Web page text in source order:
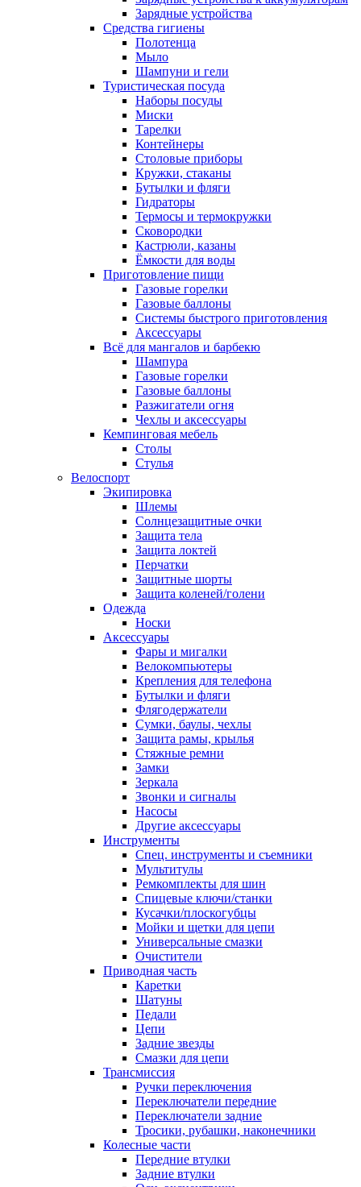
Зарядные устройства
Средства гигиены
Полотенца
Мыло
Шампуни и гели
Туристическая посуда
Наборы посуды
Миски
Тарелки
Контейнеры
Столовые приборы
Кружки, стаканы
Бутылки и фляги
Гидраторы
Термосы и термокружки
Сковородки
Кастрюли, казаны
Ёмкости для воды
Приготовление пищи
Газовые горелки
Газовые баллоны
Системы быстрого приготовления
Аксессуары
Всё для мангалов и барбекю
Шампура
Газовые горелки
Газовые баллоны
Разжигатели огня
Чехлы и аксессуары
Кемпинговая мебель
Столы
Стулья
Велоспорт
Экипировка
Шлемы
Солнцезащитные очки
Защита тела
Защита локтей
Перчатки
Защитные шорты
Защита коленей/голени
Одежда
Носки
Аксессуары
Фары и мигалки
Велокомпьютеры
Крепления для телефона
Бутылки и фляги
Флягодержатели
Сумки, баулы, чехлы
Защита рамы, крылья
Стяжные ремни
Замки
Зеркала
Звонки и сигналы
Насосы
Другие аксессуары
Инструменты
Спец. инструменты и съемники
Мультитулы
Ремкомплекты для шин
Спицевые ключи/станки
Кусачки/плоскогубцы
Мойки и щетки для цепи
Универсальные смазки
Очистители
Приводная часть
Каретки
Шатуны
Педали
Цепи
Задние звезды
Смазки для цепи
Трансмиссия
Ручки переключения
Переключатели передние
Переключатели задние
Тросики, рубашки, наконечники
Колесные части
Передние втулки
Задние втулки